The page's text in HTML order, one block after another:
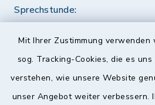
Mit Ihrer Zustimmung
sog. Tracking-Cookies, die es
verstehen, wie unsere Website
unser Angebot weiter verbessern.
Sprechstunde:
Quicklinks